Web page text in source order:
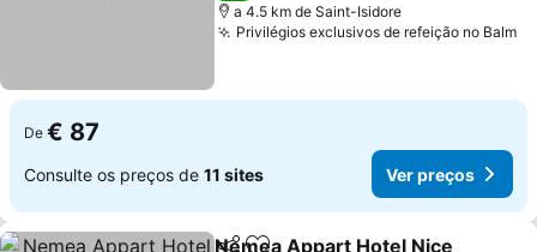
a 4.5 km de Saint-Isidore
Privilégios exclusivos de refeição no Balm
De € 87
Consulte os preços de 11 sites Ver preços
Nemea Appart Hotel Nice